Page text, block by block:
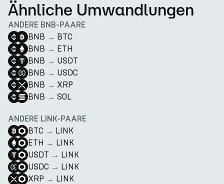
Ähnliche Umwandlungen
ANDERE BNB-PAARE
BNB → BTC
BNB → ETH
BNB → USDT
BNB → USDC
BNB → XRP
BNB → SOL
ANDERE LINK-PAARE
BTC → LINK
ETH → LINK
USDT → LINK
USDC → LINK
XRP → LINK